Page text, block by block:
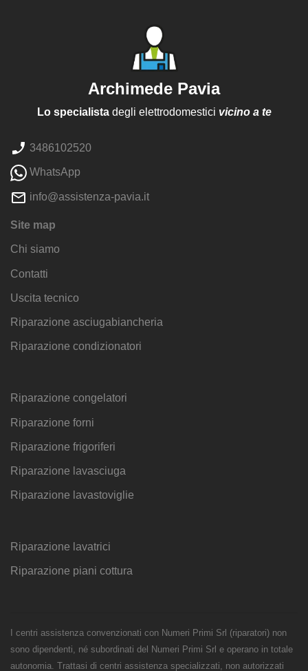
Archimede Pavia
Lo specialistadegli elettrodomestici vicino a te
3486102520
WhatsApp
info@assistenza-pavia.it
Site map
Chi siamo
Contatti
Uscita tecnico
Riparazione asciugabiancheria
Riparazione condizionatori
Riparazione congelatori
Riparazione forni
Riparazione frigoriferi
Riparazione lavasciuga
Riparazione lavastoviglie
Riparazione lavatrici
Riparazione piani cottura
I centri assistenza convenzionati con Numeri Primi Srl (riparatori) non
sono dipendenti, né subordinati del Numeri Primi Srl e operano in totale
autonomia. Trattasi di centri assistenza specializzati, non autorizzati